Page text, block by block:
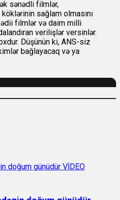
sənədli filmlər,
köklərinin sağlam olmasını
filmlər və daim milli
verilişlər versinlər.
Düşünün ki, ANS-siz
bağlayacaq və ya